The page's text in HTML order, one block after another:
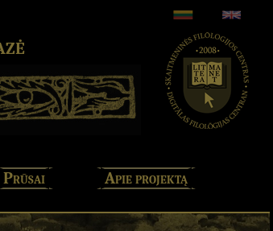
Prūsai Apie projektą